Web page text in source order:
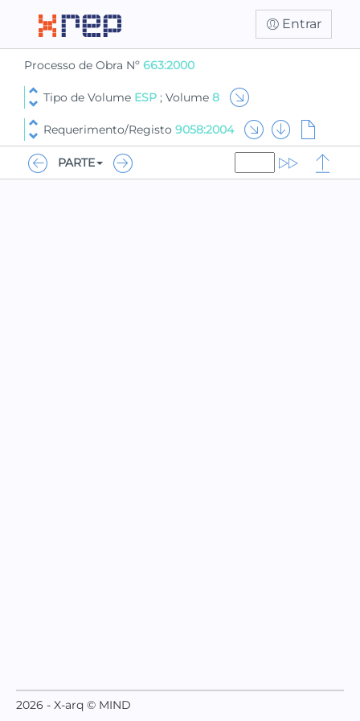
Entrar
Processo de Obra Nº 663:2000
Tipo de Volume ESP ; Volume 8
Requerimento/Registo 9058:2004
PARTE
2026 - X-arq © MIND